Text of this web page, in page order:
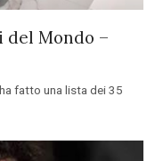
del Mondo –
fatto una lista dei 35